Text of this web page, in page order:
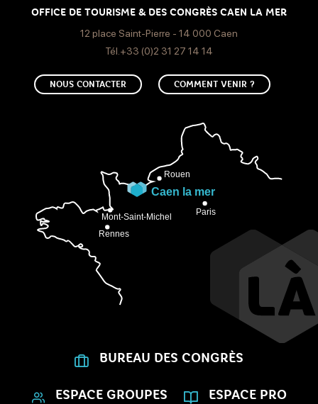
OFFICE DE TOURISME & DES CONGRÈS CAEN LA MER
12 place Saint-Pierre - 14 000 Caen
Tél.+33 (0)2 31 27 14 14
NOUS CONTACTER COMMENT VENIR ?
BUREAU DES CONGRÈS
ESPACE GROUPES ESPACE PRO